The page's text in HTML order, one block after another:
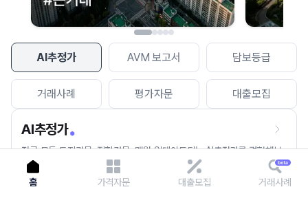
AI추정가 AVM 보고서 담보등급
거래사례 평가자문 대출모집
AI추정가
전국 모든 토지건물, 집합건물, 매월 업데이트되는 AI추정가를 경험해보
세요.
홈 가격자문 대출모집 거래사례